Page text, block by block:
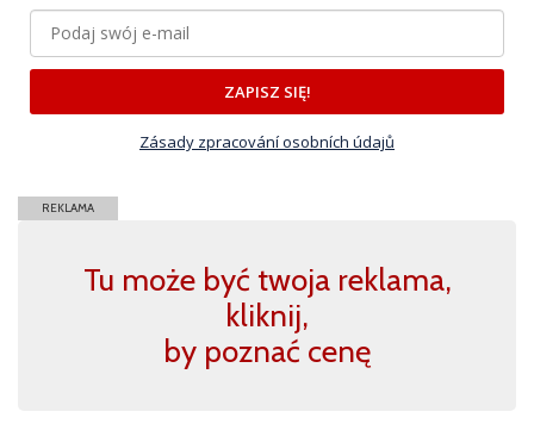
ZAPISZ SIĘ!
Zásady zpracování osobních údajů
REKLAMA
Tu może być twoja reklama,
kliknij,
by poznać cenę